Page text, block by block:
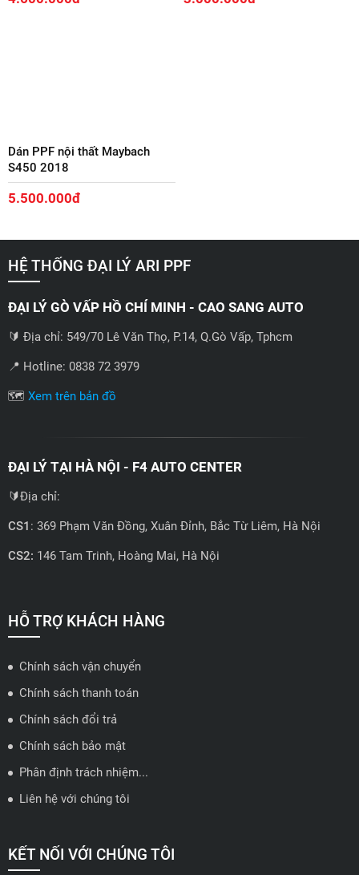
Dán PPF nội thất Maybach
S450 2018
5.500.000đ
HỆ THỐNG ĐẠI LÝ ARI PPF
ĐẠI LÝ GÒ VẤP HỒ CHÍ MINH - CAO SANG AUTO
🔰 Địa chỉ: 549/70 Lê Văn Thọ, P.14, Q.Gò Vấp, Tphcm
📍 Hotline: 0838 72 3979
🗺️ Xem trên bản đồ
ĐẠI LÝ TẠI HÀ NỘI - F4 AUTO CENTER
🔰Địa chỉ:
CS1 : 369 Phạm Văn Đồng, Xuân Đỉnh, Bắc Từ Liêm, Hà Nội
CS2: 146 Tam Trinh, Hoàng Mai, Hà Nội
🗺️Xem trên bản đồ
ĐẠI LÝ QUẬN 2 HCM - HẢI TRIỀU AUTO
🔰 Địa chỉ: 78-80 Vũ Tông Phan, P.An Phú, TP Thủ Đức, TP HCM
📍 Hotline: 0938584113
🗺️Xem trên bản đồ
ĐẠI LÝ THỦ ĐỨC - TB AUTO
HỖ TRỢ KHÁCH HÀNG
Chính sách vận chuyển
Chính sách thanh toán
Chính sách đổi trả
Chính sách bảo mật
Phân định trách nhiệm...
Liên hệ với chúng tôi
KẾT NỐI VỚI CHÚNG TÔI